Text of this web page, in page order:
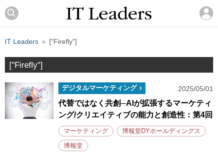
IT Leaders ＞ ["Firefly"]
["Firefly"]
デジタルマーケティング 2025/05/01
代替ではなく共創─AIが拡張するマーケティ
ング/クリエイティブの能力と創造性：第4回
マーケティング 博報堂DYホールディングス
博報堂